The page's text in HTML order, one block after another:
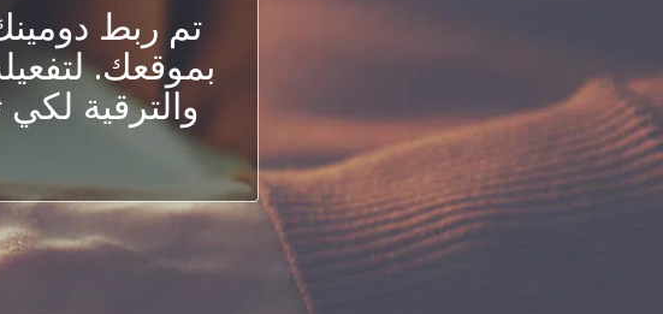
تم ربط
بموقعك.
والترقية لكي